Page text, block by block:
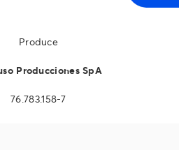
Produce
Producciones SpA
76.783.158-7